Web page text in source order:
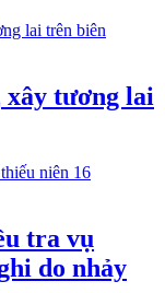
xây tương lai
tra vụ
do nhảy